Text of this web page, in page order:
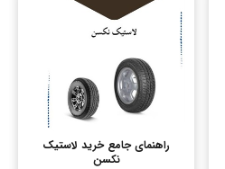
راهنمای جامع خرید لاستیک
نکسن